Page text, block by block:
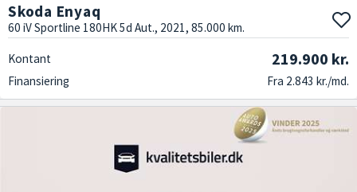
Skoda Enyaq
60 iV Sportline 180HK 5d Aut., 2021, 85.000 km.
Kontant 219.900 kr.
Finansiering Fra 2.843 kr./md.